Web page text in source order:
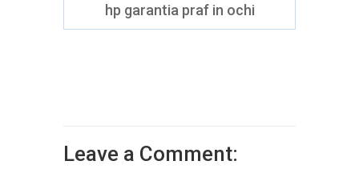
hp garantia praf in ochi
Leave a Comment: